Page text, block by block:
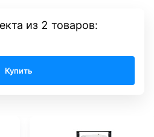
из 2 товаров:
Купить